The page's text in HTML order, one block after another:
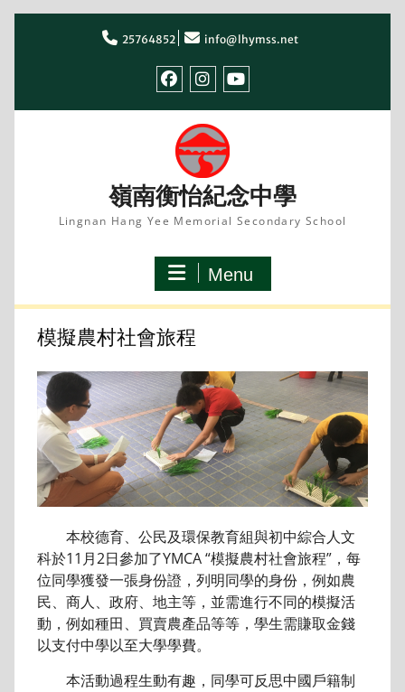
25764852 info@lhymss.net
嶺南衡怡紀念中學
Lingnan Hang Yee Memorial Secondary School
Menu
模擬農村社會旅程
本校德育、公民及環保教育組與初中綜合人文
科於11月2日參加了YMCA “模擬農村社會旅程”，每
位同學獲發一張身份證，列明同學的身份，例如農
民、商人、政府、地主等，並需進行不同的模擬活
動，例如種田、買賣農產品等等，學生需賺取金錢
以支付中學以至大學學費。
本活動過程生動有趣，同學可反思中國戶籍制